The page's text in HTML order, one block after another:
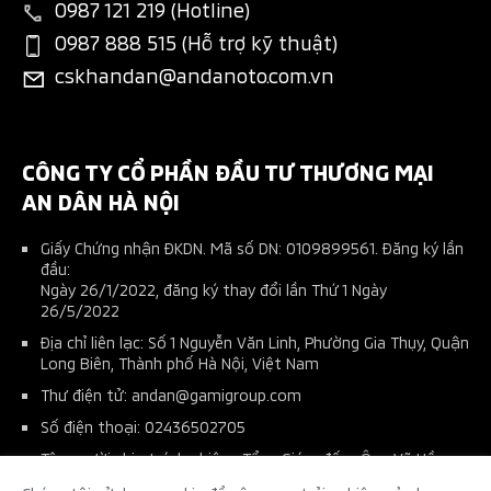
All-New Triton
Pajero Sport
Đăng ký lái thử
Phụ kiện chính hãng
Đặt lịch dịch vụ
Ứng dụng Mitsubishi Connect+
Kế hoạch bảo dưỡng xe
Tin tuyển dụng
0987 121 219 (Hotline)
0987 888 515 (Hỗ trợ kỹ thuật)
cskhandan@andanoto.com.vn
CÔNG TY CỔ PHẦN ĐẦU TƯ THƯƠNG MẠI
AN DÂN HÀ NỘI
Giấy Chứng nhận ĐKDN. Mã số DN: 0109899561. Đăng ký lần
đầu:
Ngày 26/1/2022, đăng ký thay đổi lần Thứ 1 Ngày
26/5/2022
Địa chỉ liên lạc: Số 1 Nguyễn Văn Linh, Phường Gia Thụy, Quận
Long Biên, Thành phố Hà Nội, Việt Nam
Thư điện tử: andan@gamigroup.com
Số điện thoại: 02436502705
Tên người chịu trách nhiệm: Tổng Giám đốc : Ông Vũ Hồng